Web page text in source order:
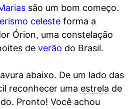
são um bom começo.
celeste forma a
Órion, uma constelação
de verão do Brasil.
abaixo. De um lado das
reconhecer uma estrela de
Pronto! Você achou